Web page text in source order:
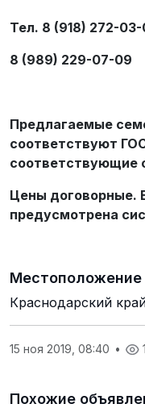
Тел. 8 (918) 272-
8 (989) 229-07-09
Предлагаемые
соответствуют
соответствующие
Цены договорные.
предусмотрена
Местоположение
Краснодарский
15 ноя 2019, 08:40 •
Похожие